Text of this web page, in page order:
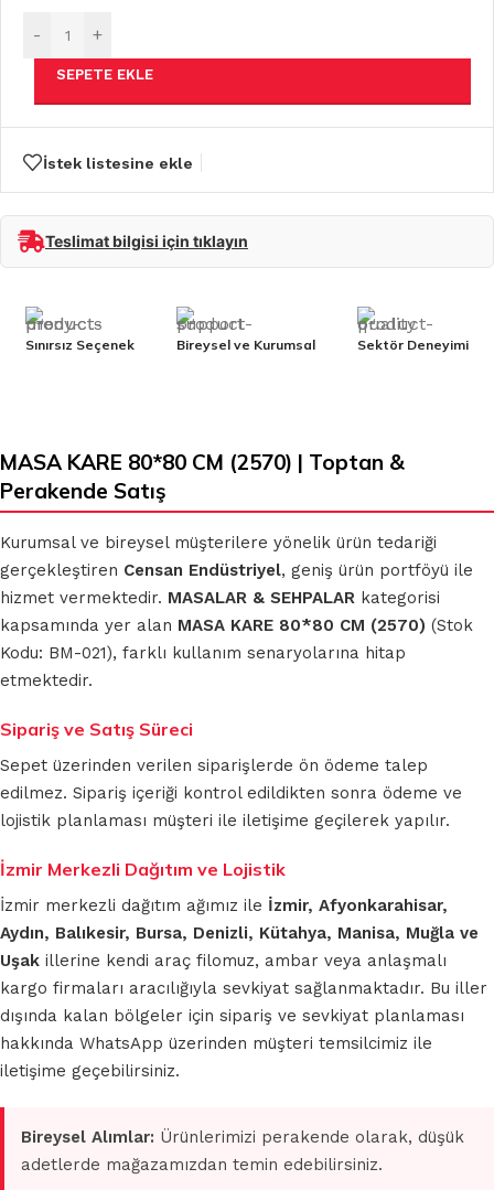
- +
SEPETE EKLE
İstek listesine ekle
Teslimat bilgisi için tıklayın
Sınırsız Seçenek Bireysel ve Kurumsal Sektör Deneyimi
MASA KARE 80*80 CM (2570) | Toptan &
Perakende Satış
Kurumsal ve bireysel müşterilere yönelik ürün tedariği
gerçekleştiren Censan Endüstriyel, geniş ürün portföyü ile
hizmet vermektedir. MASALAR & SEHPALAR kategorisi
kapsamında yer alan MASA KARE 80*80 CM (2570) (Stok
Kodu: BM-021), farklı kullanım senaryolarına hitap
etmektedir.
Sipariş ve Satış Süreci
Sepet üzerinden verilen siparişlerde ön ödeme talep
edilmez. Sipariş içeriği kontrol edildikten sonra ödeme ve
lojistik planlaması müşteri ile iletişime geçilerek yapılır.
İzmir Merkezli Dağıtım ve Lojistik
İzmir merkezli dağıtım ağımız ile İzmir, Afyonkarahisar,
Aydın, Balıkesir, Bursa, Denizli, Kütahya, Manisa, Muğla ve
Uşak illerine kendi araç filomuz, ambar veya anlaşmalı
kargo firmaları aracılığıyla sevkiyat sağlanmaktadır. Bu iller
dışında kalan bölgeler için sipariş ve sevkiyat planlaması
hakkında WhatsApp üzerinden müşteri temsilcimiz ile
iletişime geçebilirsiniz.
Bireysel Alımlar: Ürünlerimizi perakende olarak, düşük
adetlerde mağazamızdan temin edebilirsiniz.